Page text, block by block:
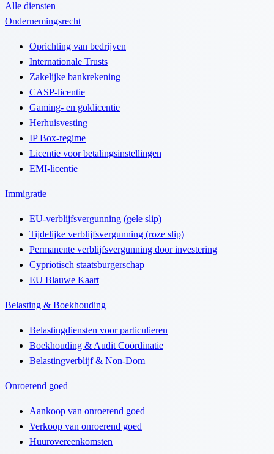
Alle diensten
Ondernemingsrecht
Oprichting van bedrijven
Internationale Trusts
Zakelijke bankrekening
CASP-licentie
Gaming- en goklicentie
Herhuisvesting
IP Box-regime
Licentie voor betalingsinstellingen
EMI-licentie
Immigratie
EU-verblijfsvergunning (gele slip)
Tijdelijke verblijfsvergunning (roze slip)
Permanente verblijfsvergunning door investering
Cypriotisch staatsburgerschap
EU Blauwe Kaart
Belasting & Boekhouding
Belastingdiensten voor particulieren
Boekhouding & Audit Coördinatie
Belastingverblijf & Non-Dom
Onroerend goed
Aankoop van onroerend goed
Verkoop van onroerend goed
Huurovereenkomsten